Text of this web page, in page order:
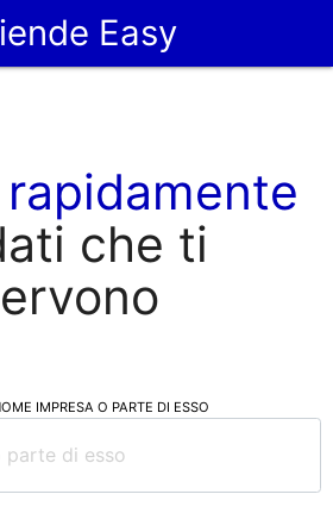
Easy
rapidamente
che ti
IMPRESA O PARTE DI ESSO